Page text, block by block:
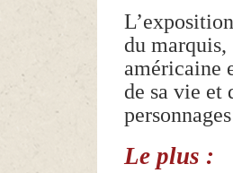
du marquis,
américaine
de sa vie et
Le plus :